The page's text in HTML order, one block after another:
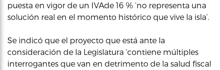
puesta en vigor de un IVAde 16 % ‘no representa una
solución real en el momento histórico que vive la isla’.
Se indicó que el proyecto que está ante la
consideración de la Legislatura ‘contiene múltiples
interrogantes que van en detrimento de la salud fiscal